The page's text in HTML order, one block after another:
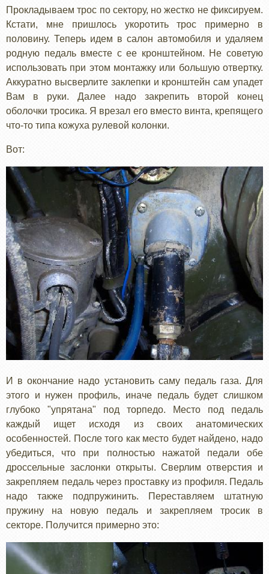
Прокладываем трос по сектору, но жестко не фиксируем.
Кстати, мне пришлось укоротить трос примерно в
половину. Теперь идем в салон автомобиля и удаляем
родную педаль вместе с ее кронштейном. Не советую
использовать при этом монтажку или большую отвертку.
Аккуратно высверлите заклепки и кронштейн сам упадет
Вам в руки. Далее надо закрепить второй конец
оболочки тросика. Я врезал его вместо винта, крепящего
что-то типа кожуха рулевой колонки.
Вот:
И в окончание надо установить саму педаль газа. Для
этого и нужен профиль, иначе педаль будет слишком
глубоко "упрятана" под торпедо. Место под педаль
каждый ищет исходя из своих анатомических
особенностей. После того как место будет найдено, надо
убедиться, что при полностью нажатой педали обе
дроссельные заслонки открыты. Сверлим отверстия и
закрепляем педаль через проставку из профиля. Педаль
надо также подпружинить. Переставляем штатную
пружину на новую педаль и закрепляем тросик в
секторе. Получится примерно это: